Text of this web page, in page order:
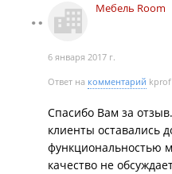
Мебель Room
6 января 2017 г.
Ответ на комментарий kprof
Спасибо Вам за
клиенты оставались
функциональностью
качество не